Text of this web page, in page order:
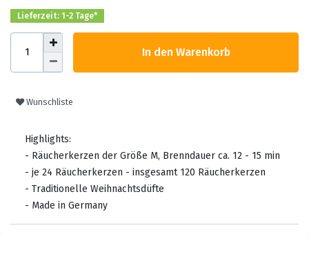
Lieferzeit: 1-2 Tage*
In den Warenkorb
Wunschliste
Highlights:
- Räucherkerzen der Größe M, Brenndauer ca. 12 - 15 min
- je 24 Räucherkerzen - insgesamt 120 Räucherkerzen
- Traditionelle Weihnachtsdüfte
- Made in Germany